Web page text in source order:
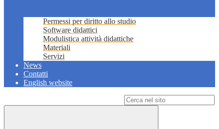
Permessi per diritto allo studio
Software didattici
Modulistica attività didattiche
Materiali
Servizi
News
Contatti
English website